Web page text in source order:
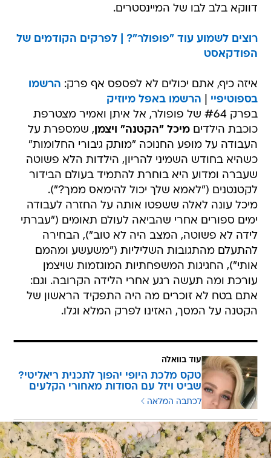
דווקא בלב לבו של המיינסטרים.
רוצים לשמוע עוד "פופולר"? | לפרקים הקודמים של
הפודקאסט
איזה כיף, אתם יכולים לא לפספס אף פרק: הרשמו
בספוטיפיי
הרשמו באפל מיוזיק
בפרק #64 של פופולר, אל איתן ואמיר מצטרפת
כוכבת הילדיםמיכל "הקטנה" ויצמן, שמספרת על
העבודה על מופע החנוכה "מותק גיבורי החלומות"
כשהיא בחודש השמיני להריון, הילדות הלא פשוטה
שעברה ומדוע היא בוחרת להתמיד בעולם הבידור
לקטנטנים ("לאמא שלך יכול להימאס ממך?").
מיכל עונה לאלה ששפטו אותה על החזרה לעבודה
ימים ספורים אחרי שהביאה לעולם תאומים ("עברתי
לידה לא פשוטה, המצב היה לא טוב"), הבחירה
להתעלם מהתגובות השליליות ("משעשע ומהמם
אותי"), החגיגות המשפחתיות המוגזמות שויצמן
עורכת ומה תעשה רגע אחרי הלידה הקרובה. וגם:
אתם בטח לא זוכרים מה היה התפקיד הראשון של
הקטנה על המסך, האזינו לפרק המלא וגלו.
עוד בוואלה
טקס מלכת היופי יהפוך לתכנית ריאליטי?
שביט ויזל עם הסודות מאחורי הקלעים
לכתבה המלאה